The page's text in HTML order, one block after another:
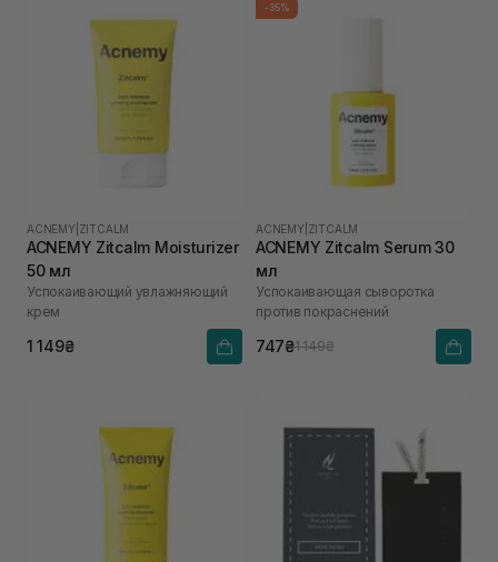
ACNEMY ZITCALM
ACNEMY Zitcalm Moisturizer
50 мл
Успокаивающий увлажняющий
крем
1 149₴
-35%
ACNEMY ZITCALM
ACNEMY Zitcalm Serum 30
мл
Успокаивающая сыворотка
против покраснений
747₴1 149₴